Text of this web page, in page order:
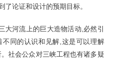
了论证和设计的预期目标。
河流上的巨大造物活动,必然引
同的认识和见解,这是可以理解
社会公众对三峡工程也有诸多疑